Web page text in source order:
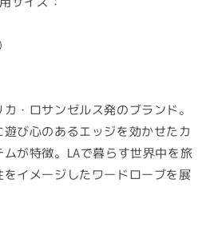
・ロサンゼルス発のブランド。
び心のあるエッジを効かせたカ
が特徴。LAで暮らす世界中を旅
イメージしたワードローブを展